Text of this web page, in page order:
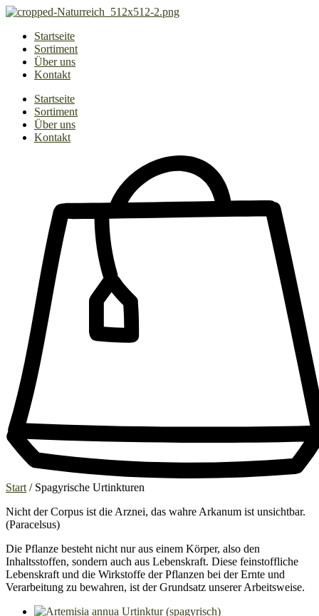
Zum
springenStartseite
Sortiment
Über uns
Kontakt
Startseite
Sortiment
Über uns
Kontakt
Start / Spagyrische Urtinkturen
Nicht der Corpus ist die Arznei, das wahre Arkanum ist unsichtbar.
(Paracelsus)
Die Pflanze besteht nicht nur aus einem Körper, also den
Inhaltsstoffen, sondern auch aus Lebenskraft. Diese feinstoffliche
Lebenskraft und die Wirkstoffe der Pflanzen bei der Ernte und
Verarbeitung zu bewahren, ist der Grundsatz unserer Arbeitsweise.